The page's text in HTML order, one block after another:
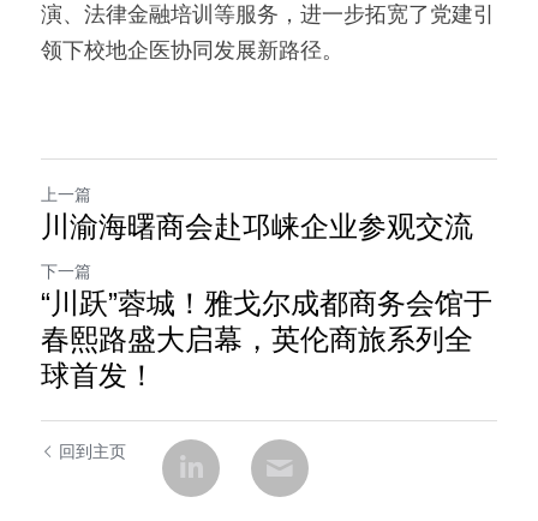
演、法律金融培训等服务，进一步拓宽了党建引
领下校地企医协同发展新路径。
上一篇
川渝海曙商会赴邛崃企业参观交流
下一篇
“川跃”蓉城！雅戈尔成都商务会馆于
春熙路盛大启幕，英伦商旅系列全
球首发！
回到主页